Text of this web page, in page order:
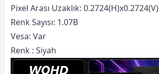
Pixel Arası Uzaklık: 0.2724(H)x0.2724(V)
Renk Sayısı: 1.07B
Vesa: Var
Renk : Siyah